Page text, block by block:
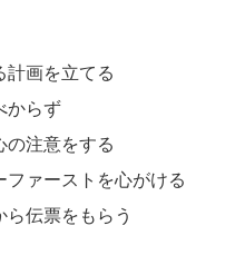
計画を立てる
からず
の注意をする
ファーストを心がける
伝票をもらう